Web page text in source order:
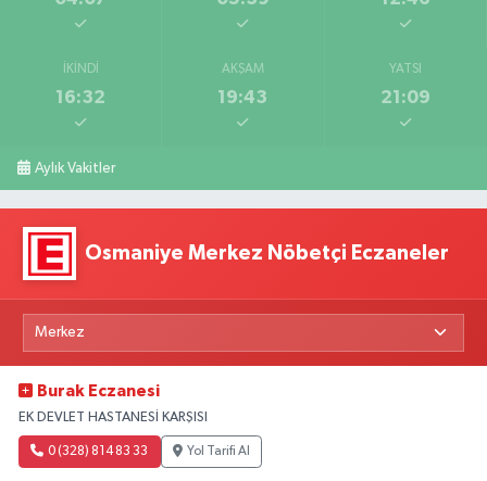
İKINDI
16:32
AKŞAM
19:43
YATSI
21:09
Aylık Vakitler
Osmaniye Merkez Nöbetçi Eczaneler
Burak Eczanesi
EK DEVLET HASTANESİ KARŞISI
0 (328) 814 83 33 Yol Tarifi Al